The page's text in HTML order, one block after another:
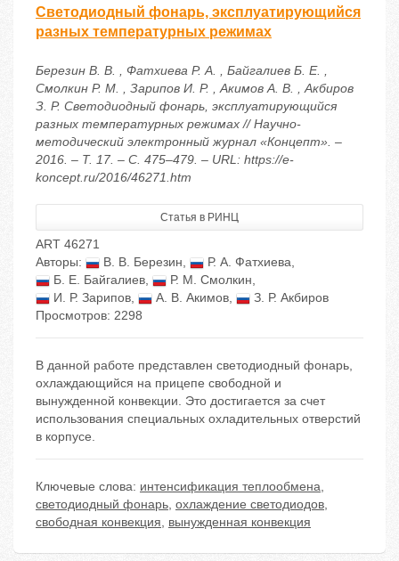
Светодиодный фонарь, эксплуатирующийся
разных температурных режимах
Березин В. В. , Фатхиева Р. А. , Байгалиев Б. Е. ,
Смолкин Р. М. , Зарипов И. Р. , Акимов А. В. , Акбиров
З. Р. Светодиодный фонарь, эксплуатирующийся
разных температурных режимах // Научно-
методический электронный журнал «Концепт». –
2016. – Т. 17. – С. 475–479. – URL: https://e-
koncept.ru/2016/46271.htm
Статья в РИНЦ
ART 46271
Авторы:
В. В. Березин, Р. А. Фатхиева,
Б. Е. Байгалиев, Р. М. Смолкин,
И. Р. Зарипов, А. В. Акимов,
З. Р. Акбиров
Просмотров: 2298
В данной работе представлен светодиодный фонарь,
охлаждающийся на прицепе свободной и
вынужденной конвекции. Это достигается за счет
использования специальных охладительных отверстий
в корпусе.
Ключевые слова: интенсификация теплообмена,
светодиодный фонарь, охлаждение светодиодов,
свободная конвекция, вынужденная конвекция